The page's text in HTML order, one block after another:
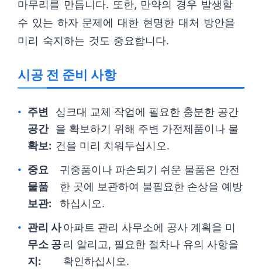
마무리를 만듭니다. 또한, 만약의 경우 발생할
수 있는 하자 문제에 대한 현명한 대처 방안을
미리 숙지하는 것도 중요합니다.
시공 전 준비 사항
주변
공간
확보:
싱크대 교체 작업에 필요한 충분한 공간
을 확보하기 위해 주변 가전제품이나 물
건을 미리 치워두십시오.
중요
물품
보관:
귀중품이나 파손되기 쉬운 물품은 안전
한 곳에 보관하여 불필요한 손상을 예방
하십시오.
관리 사
무소 공
지:
아파트 관리 사무소에 공사 계획을 미
리 알리고, 필요한 절차나 유의 사항을
확인하십시오.